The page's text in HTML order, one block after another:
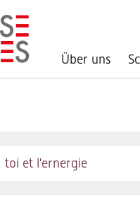
Über uns